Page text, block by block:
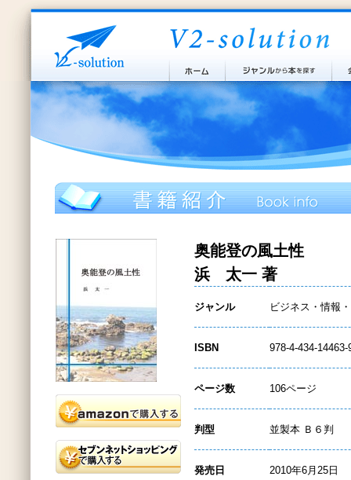
奥能登の風土性
浜 太一 著
ジャンル ビジネス・情報
ISBN 978-4-434-14463-
ページ数 106ページ
判型 並製本 Ｂ６判
発売日 2010年6月25日